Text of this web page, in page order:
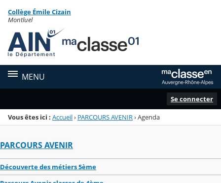
Menu de la rubrique
Contenu
Collège Émile Cizain
Montluel
MENU
Se connecter
Vous êtes ici : Accueil› PARCOURS AVENIR›Agenda
PARCOURS AVENIR
Découverte des métiers 5ème